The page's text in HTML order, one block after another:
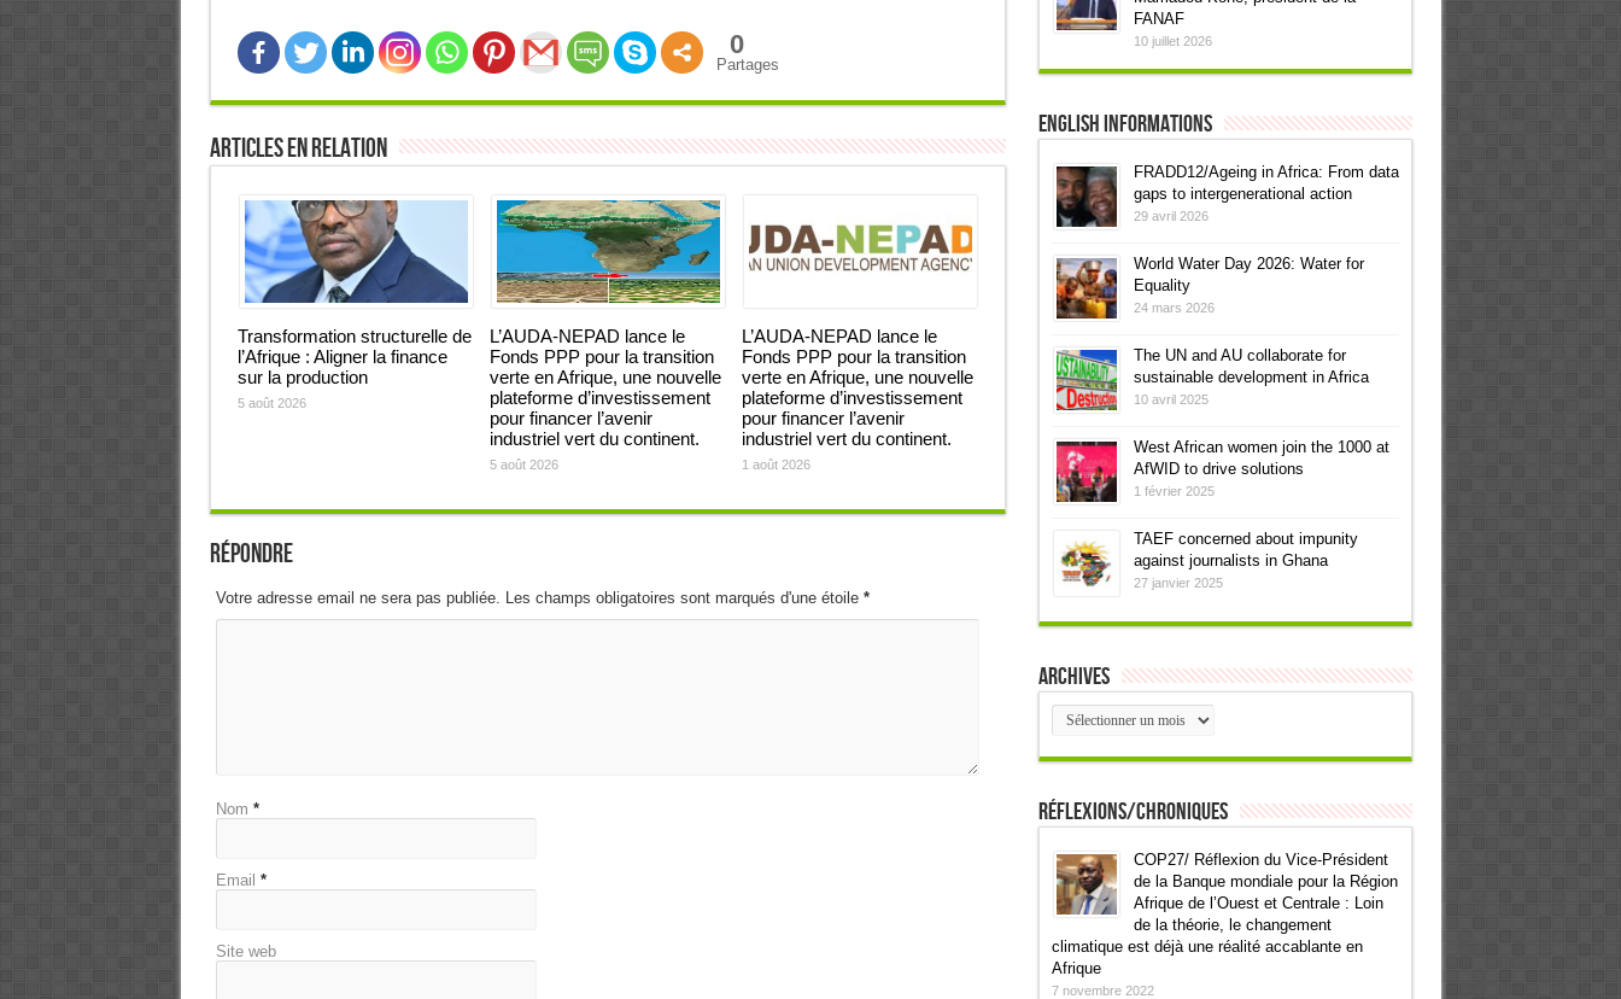
0
Partages
Articles en relation
Transformation structurelle de
l’Afrique : Aligner la finance
sur la production
5 août 2026
L’AUDA-NEPAD lance le
Fonds PPP pour la transition
verte en Afrique, une nouvelle
plateforme d’investissement
pour financer l’avenir
industriel vert du continent.
5 août 2026
L’AUDA-NEPAD lance le
Fonds PPP pour la transition
verte en Afrique, une nouvelle
plateforme d’investissement
pour financer l’avenir
industriel vert du continent.
1 août 2026
Répondre
Votre adresse email ne sera pas publiée. Les champs obligatoires sont marqués d'une étoile *
Nom *
Email *
Site web
FANAF
10 juillet 2026
English informations
FRADD12/Ageing in Africa: From data
gaps to intergenerational action
29 avril 2026
World Water Day 2026: Water for
Equality
24 mars 2026
The UN and AU collaborate for
sustainable development in Africa
10 avril 2025
West African women join the 1000 at
AfWID to drive solutions
1 février 2025
TAEF concerned about impunity
against journalists in Ghana
27 janvier 2025
Archives
Archives
Réflexions/Chroniques
COP27/ Réflexion du Vice-Président
de la Banque mondiale pour la Région
Afrique de l’Ouest et Centrale : Loin
de la théorie, le changement
climatique est déjà une réalité accablante en
Afrique
7 novembre 2022